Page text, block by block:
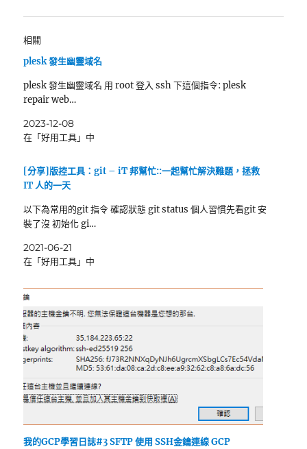
相關
plesk 發生幽靈域名
plesk 發生幽靈域名 用 root 登入 ssh 下這個指令: plesk
repair web…
2023-12-08
在「好用工具」中
[分享]版控工具：git – iT 邦幫忙::一起幫忙解決難題，拯救
IT 人的一天
以下為常用的git 指令 確認狀態 git status 個人習慣先看git 安
裝了沒 初始化 gi…
2021-06-21
在「好用工具」中
我的GCP學習日誌#3 SFTP 使用 SSH金鑰連線 GCP